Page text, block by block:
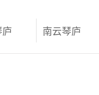
庐 南云琴庐